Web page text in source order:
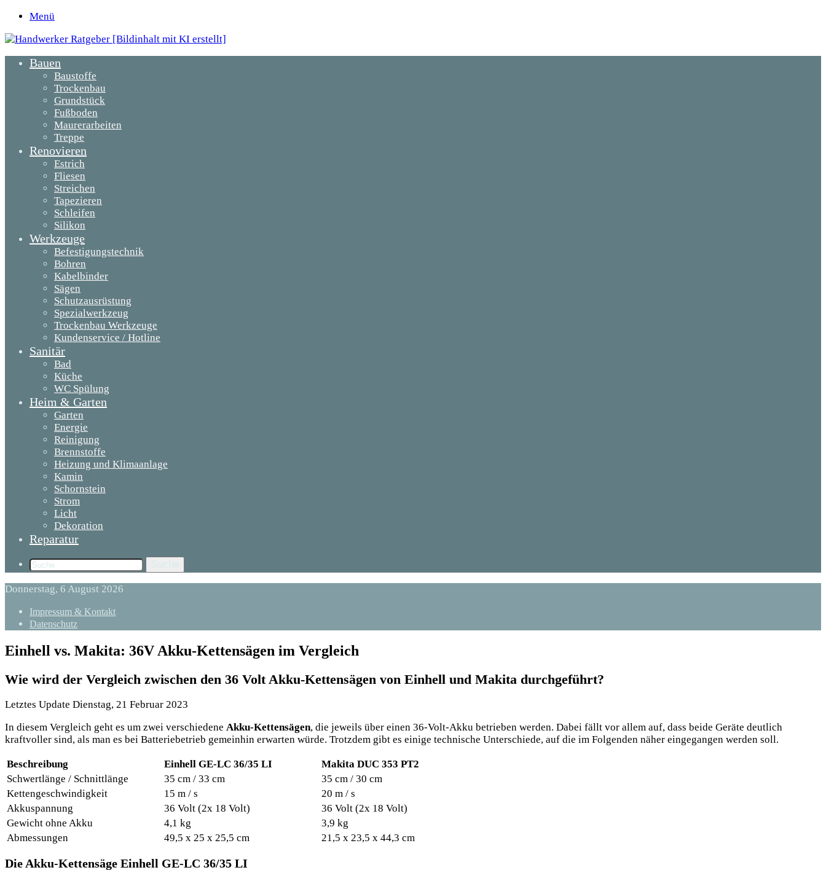
Menü
Bauen
Baustoffe
Trockenbau
Grundstück
Fußboden
Maurerarbeiten
Treppe
Renovieren
Estrich
Fliesen
Streichen
Tapezieren
Schleifen
Silikon
Werkzeuge
Befestigungstechnik
Bohren
Kabelbinder
Sägen
Schutzausrüstung
Spezialwerkzeug
Trockenbau Werkzeuge
Kundenservice / Hotline
Sanitär
Bad
Küche
WC Spülung
Heim & Garten
Garten
Energie
Reinigung
Brennstoffe
Heizung und Klimaanlage
Kamin
Schornstein
Strom
Licht
Dekoration
Reparatur
Donnerstag, 6 August 2026
Impressum & Kontakt
Datenschutz
Einhell vs. Makita: 36V Akku-Kettensägen im Vergleich
Wie wird der Vergleich zwischen den 36 Volt Akku-Kettensägen von Einhell und Makita durchgeführt?
Letztes Update Dienstag, 21 Februar 2023
In diesem Vergleich geht es um zwei verschiedene Akku-Kettensägen, die jeweils über einen 36-Volt-Akku betrieben werden. Dabei fällt vor allem auf, dass beide Geräte deutlich
kraftvoller sind, als man es bei Batteriebetrieb gemeinhin erwarten würde. Trotzdem gibt es einige technische Unterschiede, auf die im Folgenden näher eingegangen werden soll.
Beschreibung Einhell GE-LC 36/35 LI
Makita DUC 353 PT2
Schwertlänge / Schnittlänge
35 cm / 33 cm
35 cm / 30 cm
Kettengeschwindigkeit
15 m / s
20 m / s
Akkuspannung
36 Volt (2x 18 Volt)
36 Volt (2x 18 Volt)
Gewicht ohne Akku
4,1 kg
3,9 kg
Abmessungen
49,5 x 25 x 25,5 cm 21,5 x 23,5 x 44,3 cm
Die Akku-Kettensäge Einhell GE-LC 36/35 LI